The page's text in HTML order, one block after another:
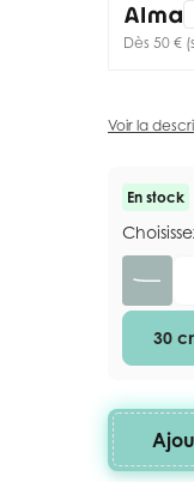
Dès 50 €
Voir la
En stock
30